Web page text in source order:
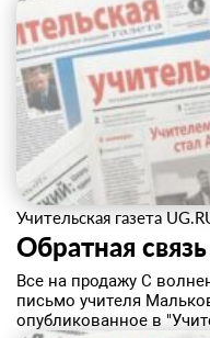
Учительская газета
Обратная связь
Все на продажу С
письмо учителя
опубликованное в